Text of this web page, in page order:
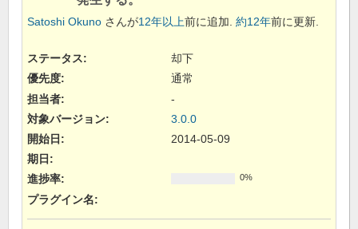
Satoshi Okuno さんが12年以上前に追加. 約12年前に更新.
ステータス:
却下
優先度:
通常
担当者:
-
対象バージョン:
3.0.0
開始日:
2014-05-09
期日:
進捗率:
0%
プラグイン名: